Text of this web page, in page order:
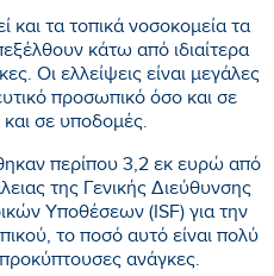
και τα τοπικά νοσοκομεία τα
κάτω από ιδιαίτερα
Οι ελλείψεις είναι μεγάλες
προσωπικό όσο και σε
σε υποδομές.
περίπου 3,2 εκ ευρώ από
της Γενικής Διεύθυνσης
Υποθέσεων (ISF) για την
το ποσό αυτό είναι πολύ
ανάγκες.